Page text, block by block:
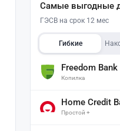
Самые выгодные
ГЭСВ на срок 12 мес
Гибкие
Freedom Bank
Копилка
Home Credit
Простой +